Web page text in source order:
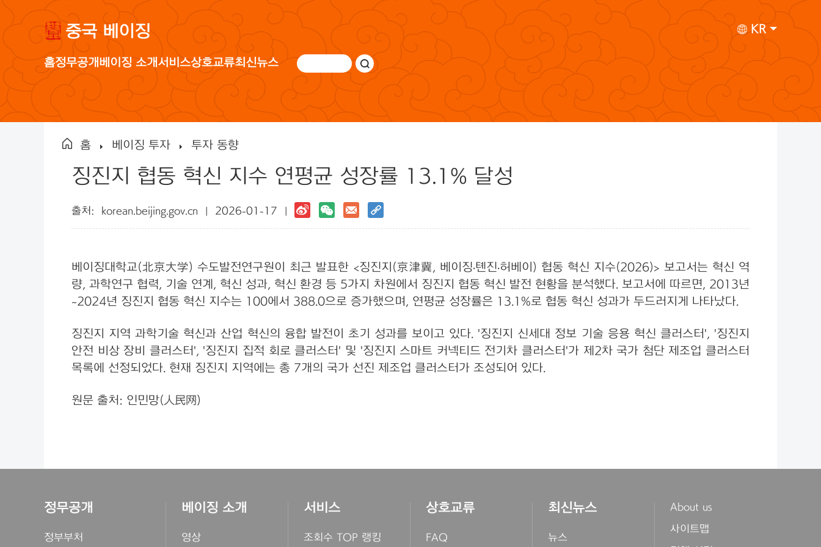
중국 베이징 KR
홈정무공개베이징 소개서비스상호교류최신뉴스
홈 베이징 투자 투자 동향
징진지 협동 혁신 지수 연평균 성장률 13.1% 달성
출처: korean.beijing.gov.cn | 2026-01-17 |
베이징대학교(北京大学) 수도발전연구원이 최근 발표한 <징진지(京津冀, 베이징·톈진·허베이) 협동 혁신 지수(2026)> 보고서는 혁신 역
량, 과학연구 협력, 기술 연계, 혁신 성과, 혁신 환경 등 5가지 차원에서 징진지 협동 혁신 발전 현황을 분석했다. 보고서에 따르면, 2013년
~2024년 징진지 협동 혁신 지수는 100에서 388.0으로 증가했으며, 연평균 성장률은 13.1%로 협동 혁신 성과가 두드러지게 나타났다.
징진지 지역 과학기술 혁신과 산업 혁신의 융합 발전이 초기 성과를 보이고 있다. '징진지 신세대 정보 기술 응용 혁신 클러스터', '징진지
안전 비상 장비 클러스터', '징진지 집적 회로 클러스터' 및 '징진지 스마트 커넥티드 전기차 클러스터'가 제2차 국가 첨단 제조업 클러스터
목록에 선정되었다. 현재 징진지 지역에는 총 7개의 국가 선진 제조업 클러스터가 조성되어 있다.
원문 출처: 인민망(人民网)
정무공개
정부부처
베이징 소개
영상
서비스
조회수 TOP 랭킹
상호교류
FAQ
최신뉴스
뉴스
About us
사이트맵